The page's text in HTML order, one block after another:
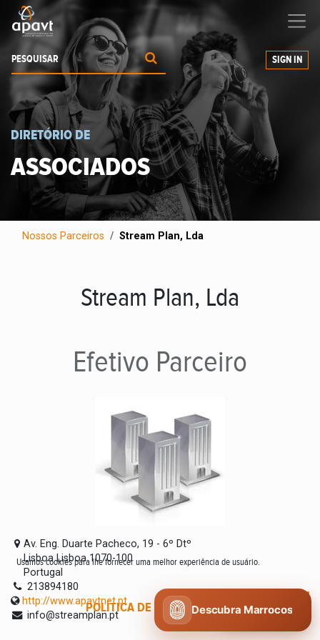
a expandir os seus negócios
SIGN IN
DIRETÓRIO DE
ASSOCIADOS
Nossos Parceiros Stream Plan, Lda
Stream Plan, Lda
Efetivo Parceiro
Av. Eng. Duarte Pacheco, 19 - 6º Dtº
Lisboa Lisboa 1070-100
Portugal
213894180
http://www.apavtnet.pt
info@streamplan.pt
Usamos cookies para lhe fornecer uma melhor experiência de usuário.
POLÍTICA DE COOKIES CONCORDO
Descubra Marrocos